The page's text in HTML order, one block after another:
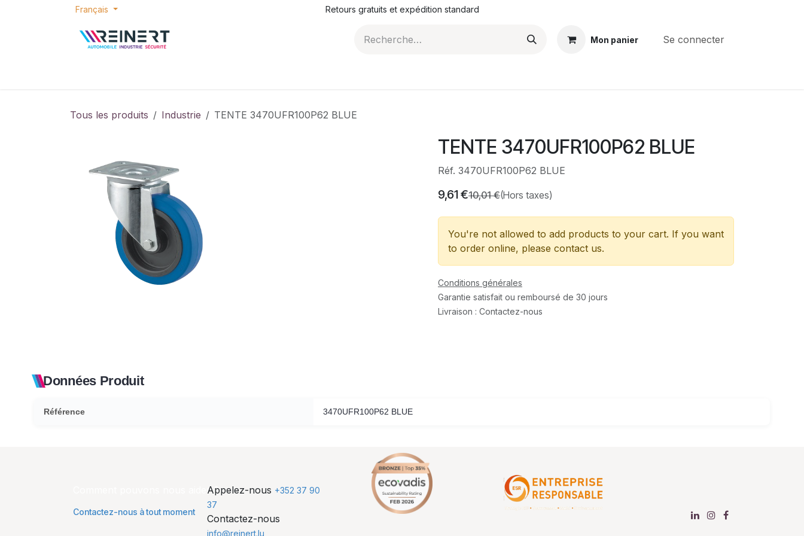
Se rendre au contenu
Français Retours gratuits et expédition standard
Mon panier Se connecter
Tous les produits Industrie TENTE 3470UFR100P62 BLUE
TENTE 3470UFR100P62 BLUE
Réf. 3470UFR100P62 BLUE
9,61€10,01€(Hors taxes)
You're not allowed to add products to your cart. If you want
to order online, please contact us.
Conditions générales
Garantie satisfait ou remboursé de 30 jours
Livraison : Contactez-nous
Données Produit
Référence 3470UFR100P62 BLUE
Comment pouvons nous aider ?
Contactez-nous à tout moment
Appelez-nous +352 37 90
37
Contactez-nous
info@reinert.lu